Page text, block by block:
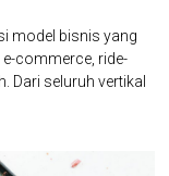
model bisnis yang
commerce, ride-
Dari seluruh vertikal